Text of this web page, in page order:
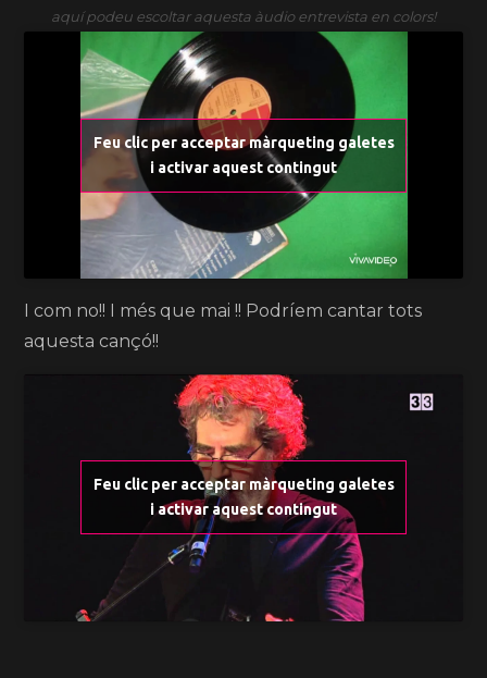
aquí podeu escoltar aquesta àudio entrevista en colors!
Feu clic per acceptar màrqueting galetes
i activar aquest contingut
I com no!! I més que mai !! Podríem cantar tots
aquesta cançó!!
Feu clic per acceptar màrqueting galetes
i activar aquest contingut